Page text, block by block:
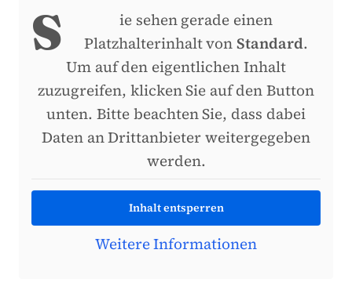
S
ie sehen gerade einen
Platzhalterinhalt vonStandard.
Um auf den eigentlichen Inhalt
zuzugreifen, klicken Sie auf den Button
unten. Bitte beachten Sie, dass dabei
Daten an Drittanbieter weitergegeben
werden.
Inhalt entsperren
Weitere Informationen